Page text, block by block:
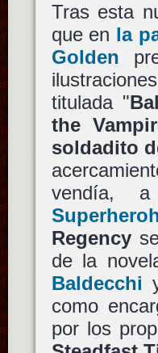
Tras esta
que en la
Golden
titulada "
the
soldadito
vendía,
Regencyse
de la
Baldecchi
como
por los